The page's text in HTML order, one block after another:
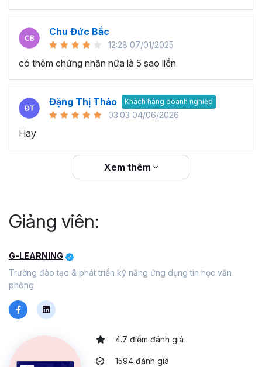
Chu Đức Bắc
12:28 07/01/2025
có thêm chứng nhận nữa là 5 sao liền
Đặng Thị Thảo Khách hàng doanh nghiệp
03:03 04/06/2026
Hay
Xem thêm
Giảng viên:
G-LEARNING
Trường đào tạo & phát triển kỹ năng ứng dụng tin học văn
phòng
4.7 điểm đánh giá
1594 đánh giá